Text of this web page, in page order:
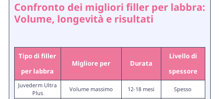
Confronto dei migliori filler per labbra:
Volume, longevità e risultati
Tipo di filler
per labbra
Migliore per Durata
Livello di
spessore
Juvederm Ultra
Plus
Volume massimo 12-18 mesi
Spesso